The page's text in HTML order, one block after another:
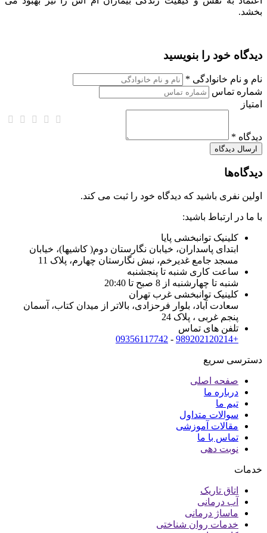
بخشد.
دیدگاه خود را بنویسید
نام و نام خانوادگی *
شماره تماس
امتیاز
دیدگاه *
دیدگاه‌ها
اولین نفری باشید که دیدگاه خود را ثبت می کند.
با ما در ارتباط باشید:
کلینیک توانبخشی پایا
ابتدای پاسداران، خیابان نگارستان دوم( کاشیها)، خیابان
مسجد جامع غدیرخم، نبش نگارستان چهارم، پلاک 11
ساعت کاری شنبه تا پنجشنبه
شنبه تا چهارشنبه از 8 صبح تا 20:40
کلینیک توانبخشی غرب تهران
سعادت آباد، بلوار فرحزادی، بالاتر از میدان کتاب، آسمان
پنجم غربی ، پلاک 24
تلفن های تماس
+989202120214
-
09356117742
دسترسی سریع
صفحه اصلی
درباره ما
تیم ما
سوالات متداول
مقالات آموزشی
تماس با ما
نوبت دهی
خدمات
اتاق تاریک
آب درمانی
ماساژ درمانی
خدمات روان شناختی